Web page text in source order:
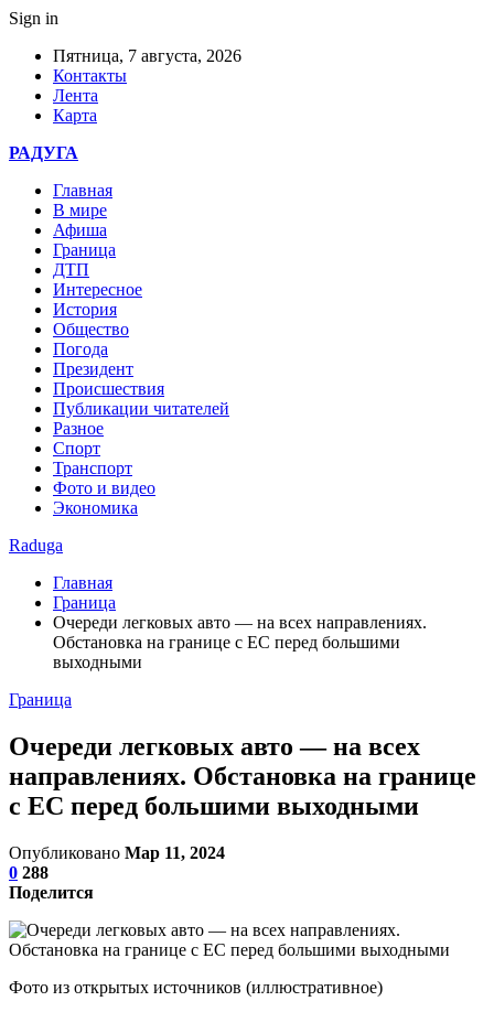
Sign in
Пятница, 7 августа, 2026
Контакты
Лента
Карта
РАДУГА
Главная
В мире
Афиша
Граница
ДТП
Интересное
История
Общество
Погода
Президент
Происшествия
Публикации читателей
Разное
Спорт
Транспорт
Фото и видео
Экономика
Raduga
Главная
Граница
Очереди легковых авто — на всех направлениях.
Обстановка на границе с ЕС перед большими
выходными
Граница
Очереди легковых авто — на всех
направлениях. Обстановка на границе
с ЕС перед большими выходными
Опубликовано Мар 11, 2024
0 288
Поделится
Фото из открытых источников (иллюстративное)